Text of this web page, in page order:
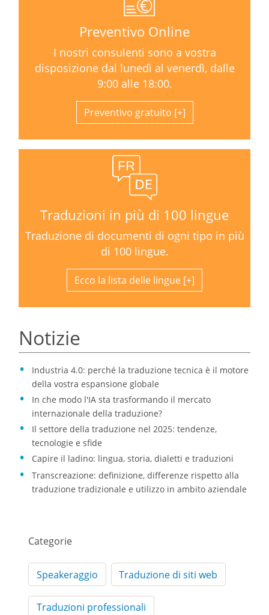
Preventivo Online
I nostri consulenti sono a vostra
disposizione dal lunedì al venerdì, dalle
9:00 alle 18:00.
Preventivo gratuito
Traduzioni in più di 100 lingue
Traduzione di documenti di ogni tipo in più
di 100 lingue.
Ecco la lista delle lingue
Notizie
Industria 4.0: perché la traduzione tecnica è il motore
della vostra espansione globale
In che modo l'IA sta trasformando il mercato
internazionale della traduzione?
Il settore della traduzione nel 2025: tendenze,
tecnologie e sfide
Capire il ladino: lingua, storia, dialetti e traduzioni
Transcreazione: definizione, differenze rispetto alla
traduzione tradizionale e utilizzo in ambito aziendale
Categorie
Speakeraggio Traduzione di siti web
Traduzioni professionali